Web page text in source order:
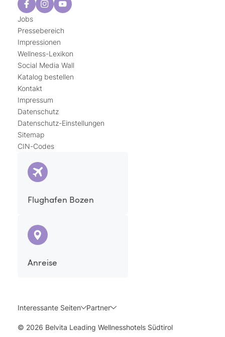
Jobs
Pressebereich
Impressionen
Wellness-Lexikon
Social Media Wall
Katalog bestellen
Kontakt
Impressum
Datenschutz
Datenschutz-Einstellungen
Sitemap
CIN-Codes
Flughafen Bozen
Anreise
Interessante Seiten Partner
© 2026 Belvita Leading Wellnesshotels Südtirol